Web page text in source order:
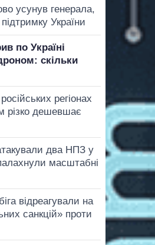
усунув генерала,
України
по Україні
скільки
регіонах
різко дешевшає
два НПЗ у
масштабні
відреагували на
санкцій» проти